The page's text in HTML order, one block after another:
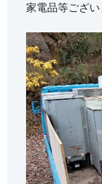
家電品等ござい